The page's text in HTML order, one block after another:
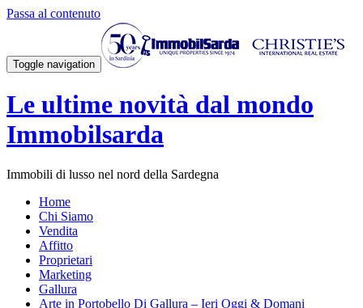
Passa al contenuto
Toggle navigation
Le ultime novità dal mondo
Immobilsarda
Immobili di lusso nel nord della Sardegna
Home
Chi Siamo
Vendita
Affitto
Proprietari
Marketing
Gallura
Arte in Portobello Di Gallura – Ieri Oggi & Domani